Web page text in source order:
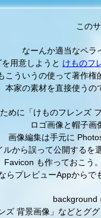
この
なーんか適当なペラ
用意しようと けものフ
こういうの使って著作権
本家の素材を直接使うの
めに「けものフレンズ
ロゴ画像と帽子画
画像編集は手元に
ルから誤って公開するを
Favicon も作っておこう
らプレビューAppからで
background
ズ 背景画像」などとグ